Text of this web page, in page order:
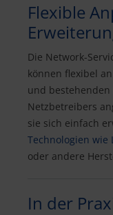
Flexible
Die Network-
können flexibel
und bestehenden
Netzbetreibers
sie sich einfach
Technologien wie
oder andere
In der